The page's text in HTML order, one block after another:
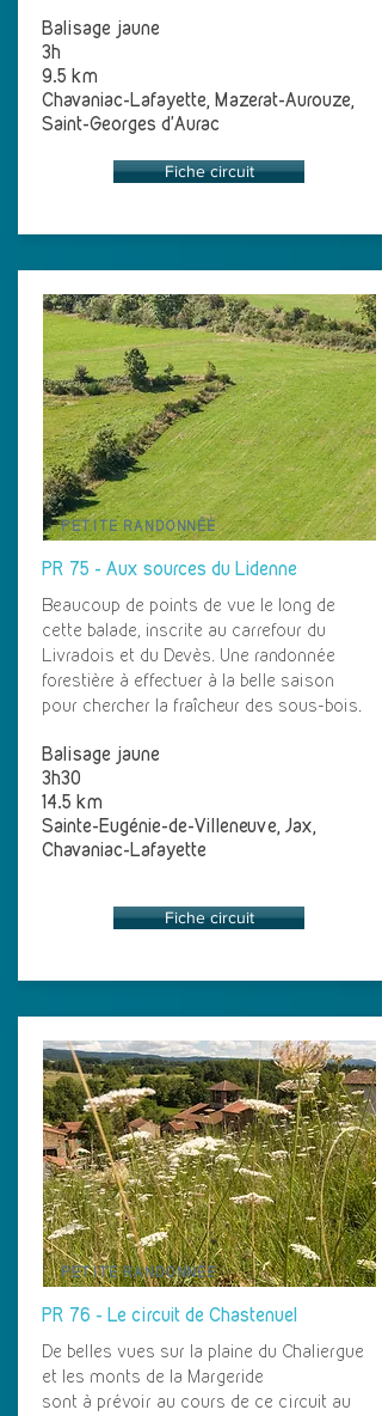
Balisage jaune
3h
9.5 km
Chavaniac-Lafayette, Mazerat-Aurouze,
Saint-Georges d'Aurac
Fiche circuit
PETITE RANDONNÉE
PR 75 - Aux sources du Lidenne
Beaucoup de points de vue le long de
cette balade, inscrite au carrefour du
Livradois et du Devès. Une randonnée
forestière à effectuer à la belle saison
pour chercher la fraîcheur des sous-bois.
Balisage jaune
3h30
14.5 km
Sainte-Eugénie-de-Villeneuve, Jax,
Chavaniac-Lafayette
Fiche circuit
PETITE RANDONNÉE
PR 76 - Le circuit de Chastenuel
De belles vues sur la plaine du Chaliergue
et les monts de la Margeride
sont à prévoir au cours de ce circuit au